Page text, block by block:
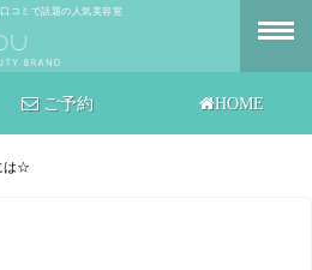
コミで話題の人気美容室
HOME
ご予約
は☆